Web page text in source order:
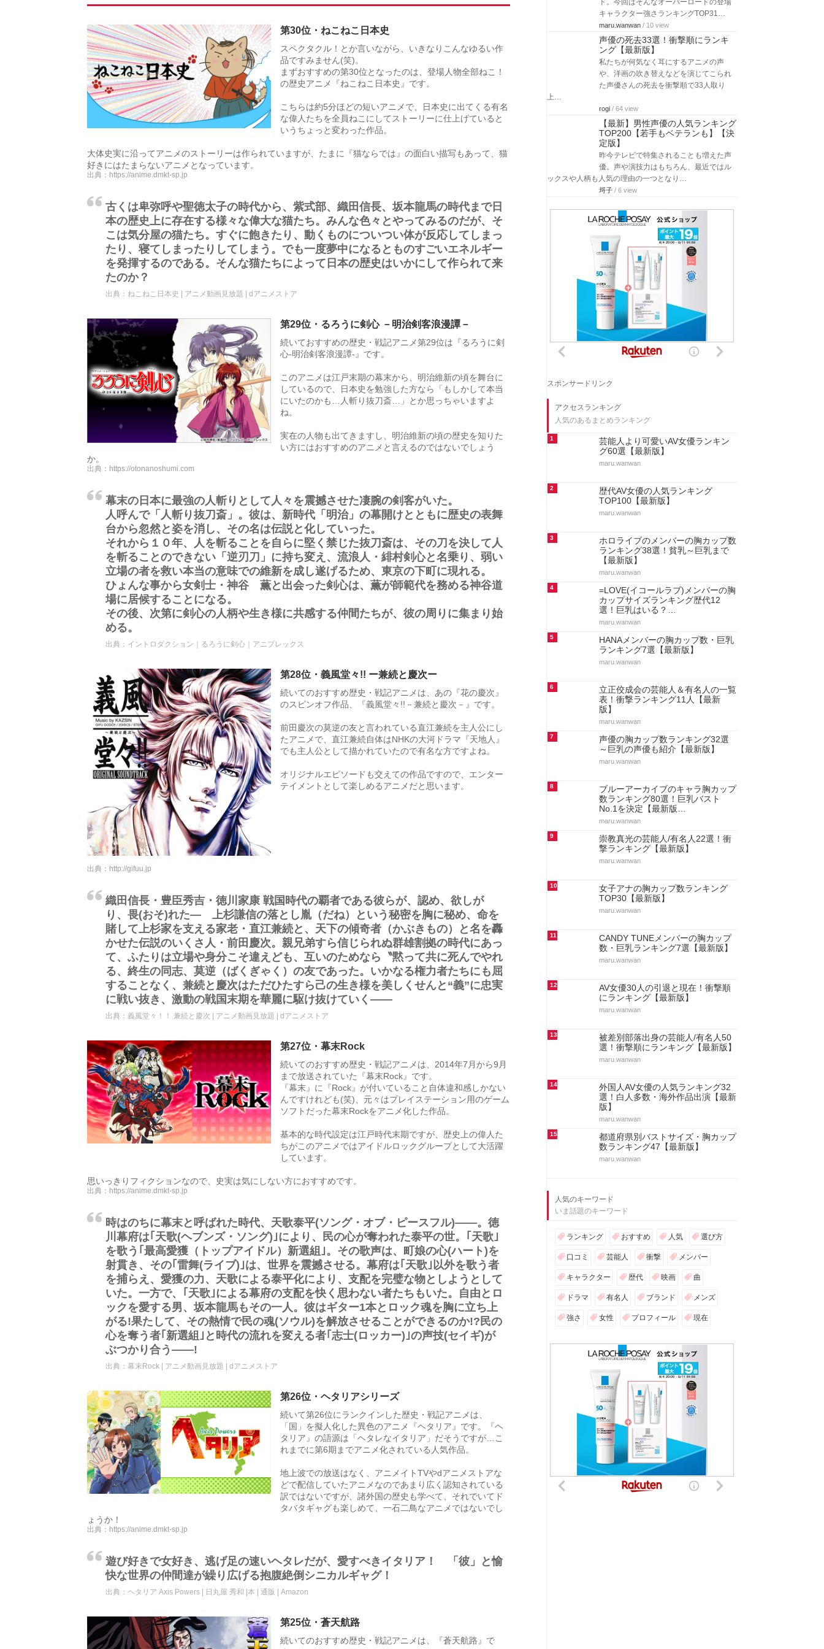
第30位・ねこねこ日本史
スペクタクル！とか言いながら、いきなりこんなゆるい作
品ですみません(笑)。
まずおすすめの第30位となったのは、登場人物全部ねこ！
の歴史アニメ『ねこねこ日本史』です。
こちらは約5分ほどの短いアニメで、日本史に出てくる有名
な偉人たちを全員ねこにしてストーリーに仕上げていると
いうちょっと変わった作品。
大体史実に沿ってアニメのストーリーは作られていますが、たまに『猫ならでは』の面白い描写もあって、猫
好きにはたまらないアニメとなっています。
出典： https://anime.dmkt-sp.jp
古くは卑弥呼や聖徳太子の時代から、紫式部、織田信長、坂本龍馬の時代まで日
本の歴史上に存在する様々な偉大な猫たち。みんな色々とやってみるのだが、そ
こは気分屋の猫たち。すぐに飽きたり、動くものについつい体が反応してしまっ
たり、寝てしまったりしてしまう。でも一度夢中になるとものすごいエネルギー
を発揮するのである。そんな猫たちによって日本の歴史はいかにして作られて来
たのか？
出典： ねこねこ日本史 | アニメ動画見放題 | dアニメストア
第29位・るろうに剣心 －明治剣客浪漫譚－
続いておすすめの歴史・戦記アニメ第29位は『るろうに剣
心‐明治剣客浪漫譚‐』です。
このアニメは江戸末期の幕末から、明治維新の頃を舞台に
しているので、日本史を勉強した方なら「もしかして本当
にいたのかも…人斬り抜刀斎…」とか思っちゃいますよ
ね。
実在の人物も出てきますし、明治維新の頃の歴史を知りた
い方にはおすすめのアニメと言えるのではないでしょう
か。
出典： https://otonanoshumi.com
幕末の日本に最強の人斬りとして人々を震撼させた凄腕の剣客がいた。
人呼んで「人斬り抜刀斎」。彼は、新時代「明治」の幕開けとともに歴史の表舞
台から忽然と姿を消し、その名は伝説と化していった。
それから１０年、人を斬ることを自らに堅く禁じた抜刀斎は、その刀を決して人
を斬ることのできない「逆刃刀」に持ち変え、流浪人・緋村剣心と名乗り、弱い
立場の者を救い本当の意味での維新を成し遂げるため、東京の下町に現れる。
ひょんな事から女剣士・神谷 薫と出会った剣心は、薫が師範代を務める神谷道
場に居候することになる。
その後、次第に剣心の人柄や生き様に共感する仲間たちが、彼の周りに集まり始
める。
出典： イントロダクション｜るろうに剣心｜アニプレックス
第28位・義風堂々!! ー兼続と慶次ー
続いてのおすすめ歴史・戦記アニメは、あの『花の慶次』
のスピンオフ作品、『義風堂々!!－兼続と慶次－』です。
前田慶次の莫逆の友と言われている直江兼続を主人公にし
たアニメで、直江兼続自体はNHKの大河ドラマ『天地人』
でも主人公として描かれていたので有名な方ですよね。
オリジナルエピソードも交えての作品ですので、エンター
テイメントとして楽しめるアニメだと思います。
出典： http://gifuu.jp
織田信長・豊臣秀吉・徳川家康 戦国時代の覇者である彼らが、認め、欲しが
り、畏(おそ)れた― 上杉謙信の落とし胤（だね）という秘密を胸に秘め、命を
賭して上杉家を支える家老・直江兼続と、天下の傾奇者（かぶきもの）と名を轟
かせた伝説のいくさ人・前田慶次。親兄弟すら信じられぬ群雄割拠の時代にあっ
て、ふたりは立場や身分こそ違えども、互いのためなら〝黙って共に死んでやれ
る、終生の同志、莫逆（ばくぎゃく）の友であった。いかなる権力者たちにも屈
することなく、兼続と慶次はただひたすら己の生き様を美しくせんと“義”に忠実
に戦い抜き、激動の戦国末期を華麗に駆け抜けていく――
出典： 義風堂々！！ 兼続と慶次 | アニメ動画見放題 | dアニメストア
第27位・幕末Rock
続いてのおすすめ歴史・戦記アニメは、2014年7月から9月
まで放送されていた『幕末Rock』です。
『幕末』に『Rock』が付いていること自体違和感しかない
んですけれども(笑)、元々はプレイステーション用のゲーム
ソフトだった幕末Rockをアニメ化した作品。
基本的な時代設定は江戸時代末期ですが、歴史上の偉人た
ちがこのアニメではアイドルロックグループとして大活躍
しています。
思いっきりフィクションなので、史実は気にしない方におすすめです。
出典： https://anime.dmkt-sp.jp
時はのちに幕末と呼ばれた時代、天歌泰平(ソング・オブ・ピースフル)――。徳
川幕府は｢天歌(ヘブンズ・ソング)｣により、民の心が奪われた泰平の世。｢天歌｣
を歌う｢最高愛獲（トップアイドル）新選組｣。その歌声は、町娘の心(ハート)を
射貫き、その｢雷舞(ライブ)｣は、世界を震撼させる。幕府は｢天歌｣以外を歌う者
を捕らえ、愛獲の力、天歌による泰平化により、支配を完璧な物としようとして
いた。一方で、｢天歌｣による幕府の支配を快く思わない者たちもいた。自由とロ
ックを愛する男、坂本龍馬もその一人。彼はギター1本とロック魂を胸に立ち上
がる!果たして、その熱情で民の魂(ソウル)を解放させることができるのか!?民の
心を奪う者｢新選組｣と時代の流れを変える者｢志士(ロッカー)｣の声技(セイギ)が
ぶつかり合う――!
出典： 幕末Rock | アニメ動画見放題 | dアニメストア
第26位・ヘタリアシリーズ
続いて第26位にランクインした歴史・戦記アニメは、
「国」を擬人化した異色のアニメ『ヘタリア』です。『ヘ
タリア』の語源は「ヘタレなイタリア」だそうですが…こ
れまでに第6期までアニメ化されている人気作品。
地上波での放送はなく、アニメイトTVやdアニメストアな
どで配信していたアニメなのであまり広く認知されている
訳ではないですが、諸外国の歴史も学べて、それでいてド
タバタギャグも楽しめて、一石二鳥なアニメではないでし
ょうか！
出典： https://anime.dmkt-sp.jp
遊び好きで女好き、逃げ足の速いヘタレだが、愛すべきイタリア！ 「彼」と愉
快な世界の仲間達が繰り広げる抱腹絶倒シニカルギャグ！
出典： ヘタリア Axis Powers | 日丸屋 秀和 |本 | 通販 | Amazon
第25位・蒼天航路
続いてのおすすめ歴史・戦記アニメは、『蒼天航路』で
ド。今回はそんなオーバーロードの登場
キャラクター強さランキングTOP31…
maru.wanwan / 10 view
声優の死去33選！衝撃順にランキ
ング【最新版】
私たちが何気なく耳にするアニメの声
や、洋画の吹き替えなどを演じてこられ
た声優さんの死去を衝撃順で33人取り
上…
rogi / 64 view
【最新】男性声優の人気ランキング
TOP200【若手もベテランも】【決
定版】
昨今テレビで特集されることも増えた声
優。声や演技力はもちろん、最近ではル
ックスや人柄も人気の理由の一つとなり…
埒子 / 6 view
スポンサードリンク
アクセスランキング
人気のあるまとめランキング
1
芸能人より可愛いAV女優ランキン
グ60選【最新版】
maru.wanwan
2
歴代AV女優の人気ランキング
TOP100【最新版】
maru.wanwan
3
ホロライブのメンバーの胸カップ数
ランキング38選！貧乳～巨乳まで
【最新版】
maru.wanwan
4
=LOVE(イコールラブ)メンバーの胸
カップサイズランキング歴代12
選！巨乳はいる？…
maru.wanwan
5
HANAメンバーの胸カップ数・巨乳
ランキング7選【最新版】
maru.wanwan
6
立正佼成会の芸能人＆有名人の一覧
表！衝撃ランキング11人【最新
版】
maru.wanwan
7
声優の胸カップ数ランキング32選
～巨乳の声優も紹介【最新版】
maru.wanwan
8
ブルーアーカイブのキャラ胸カップ
数ランキング80選！巨乳バスト
No.1を決定【最新版…
maru.wanwan
9
崇教真光の芸能人/有名人22選！衝
撃ランキング【最新版】
maru.wanwan
10
女子アナの胸カップ数ランキング
TOP30【最新版】
maru.wanwan
11
CANDY TUNEメンバーの胸カップ
数・巨乳ランキング7選【最新版】
maru.wanwan
12
AV女優30人の引退と現在！衝撃順
にランキング【最新版】
maru.wanwan
13
被差別部落出身の芸能人/有名人50
選！衝撃順にランキング【最新版】
maru.wanwan
14
外国人AV女優の人気ランキング32
選！白人多数・海外作品出演【最新
版】
maru.wanwan
15
都道府県別バストサイズ・胸カップ
数ランキング47【最新版】
maru.wanwan
人気のキーワード
いま話題のキーワード
ランキング おすすめ 人気 選び方
口コミ 芸能人 衝撃 メンバー
キャラクター 歴代 映画 曲
ドラマ 有名人 ブランド メンズ
強さ 女性 プロフィール 現在